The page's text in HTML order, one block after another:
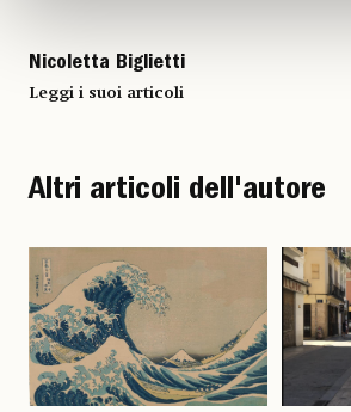
Nicoletta Biglietti
Leggi i suoi articoli
Altri articoli dell'autore